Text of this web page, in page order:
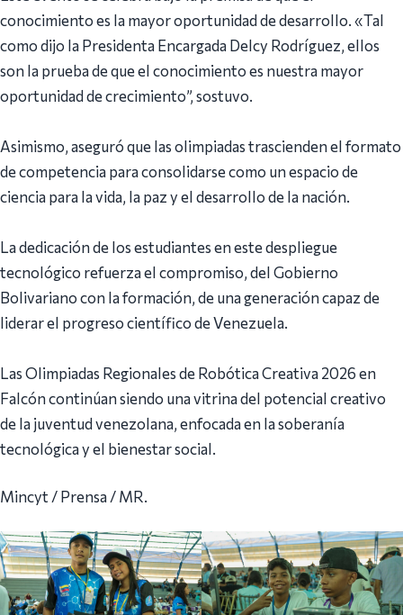
conocimiento es la mayor oportunidad de desarrollo. «Tal
como dijo la Presidenta Encargada Delcy Rodríguez, ellos
son la prueba de que el conocimiento es nuestra mayor
oportunidad de crecimiento”, sostuvo.
Asimismo, aseguró que las olimpiadas trascienden el formato
de competencia para consolidarse como un espacio de
ciencia para la vida, la paz y el desarrollo de la nación.
La dedicación de los estudiantes en este despliegue
tecnológico refuerza el compromiso, del Gobierno
Bolivariano con la formación, de una generación capaz de
liderar el progreso científico de Venezuela.
Las Olimpiadas Regionales de Robótica Creativa 2026 en
Falcón continúan siendo una vitrina del potencial creativo
de la juventud venezolana, enfocada en la soberanía
tecnológica y el bienestar social.
Mincyt / Prensa / MR.